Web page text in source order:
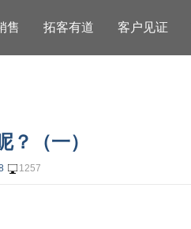
售 拓客有道 客户见证
？（一）
1257